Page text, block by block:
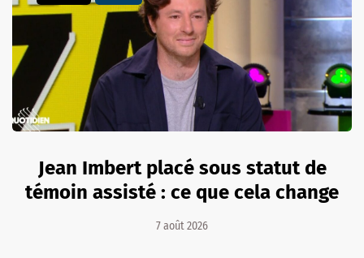
Jean Imbert placé sous statut de
témoin assisté : ce que cela change
7 août 2026